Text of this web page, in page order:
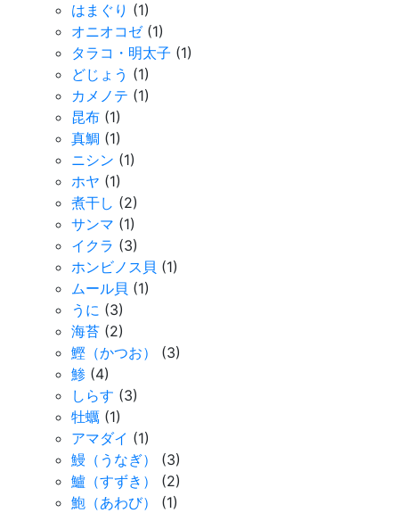
はまぐり (1)
オニオコゼ(1)
タラコ・明太子 (1)
どじょう (1)
カメノテ (1)
昆布 (1)
真鯛 (1)
ニシン (1)
ホヤ (1)
煮干し (2)
サンマ (1)
イクラ (3)
ホンビノス貝 (1)
ムール貝 (1)
うに (3)
海苔 (2)
鰹（かつお）
(3)
鯵 (4)
しらす (3)
牡蠣 (1)
アマダイ (1)
鰻（うなぎ）
(3)
鱸（すずき）
(2)
鮑（あわび）
(1)